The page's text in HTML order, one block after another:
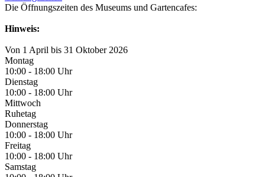
Die Öffnungszeiten des Museums und Gartencafes:
Hinweis:
Von 1 April bis 31 Oktober 2026
Montag
10:00 - 18:00 Uhr
Dienstag
10:00 - 18:00 Uhr
Mittwoch
Ruhetag
Donnerstag
10:00 - 18:00 Uhr
Freitag
10:00 - 18:00 Uhr
Samstag